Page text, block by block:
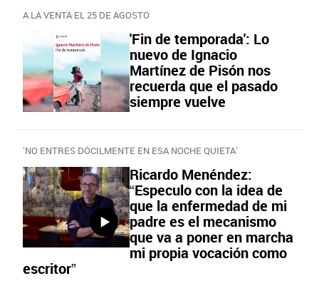
A LA VENTA EL 25 DE AGOSTO
'Fin de temporada': Lo
nuevo de Ignacio
Martínez de Pisón nos
recuerda que el pasado
siempre vuelve
‘NO ENTRES DÓCILMENTE EN ESA NOCHE QUIETA’
Ricardo Menéndez:
“Especulo con la idea de
que la enfermedad de mi
padre es el mecanismo
que va a poner en marcha
mi propia vocación como
escritor”